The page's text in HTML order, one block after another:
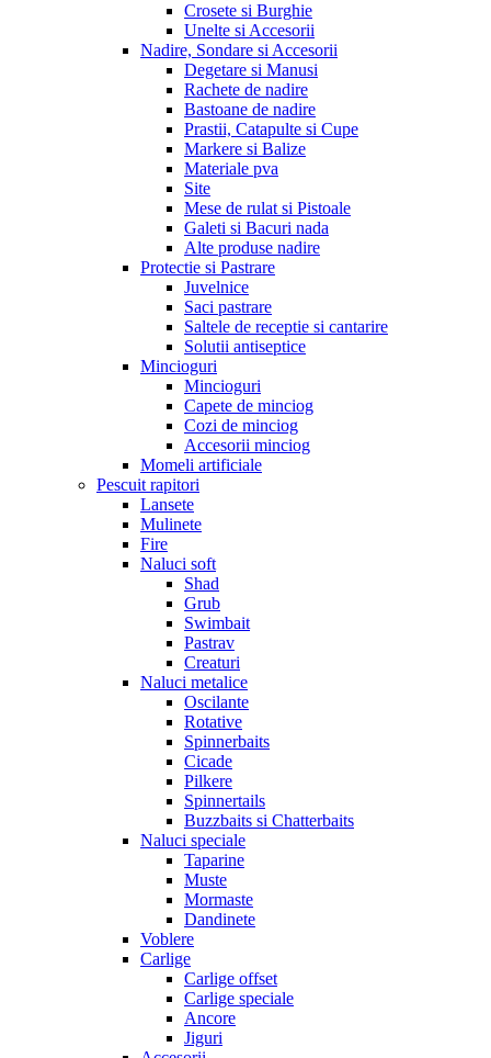
Crosete si Burghie
Unelte si Accesorii
Nadire, Sondare si Accesorii
Degetare si Manusi
Rachete de nadire
Bastoane de nadire
Prastii, Catapulte si Cupe
Markere si Balize
Materiale pva
Site
Mese de rulat si Pistoale
Galeti si Bacuri nada
Alte produse nadire
Protectie si Pastrare
Juvelnice
Saci pastrare
Saltele de receptie si cantarire
Solutii antiseptice
Mincioguri
Mincioguri
Capete de minciog
Cozi de minciog
Accesorii minciog
Momeli artificiale
Pescuit rapitori
Lansete
Mulinete
Fire
Naluci soft
Shad
Grub
Swimbait
Pastrav
Creaturi
Naluci metalice
Oscilante
Rotative
Spinnerbaits
Cicade
Pilkere
Spinnertails
Buzzbaits si Chatterbaits
Naluci speciale
Taparine
Muste
Mormaste
Dandinete
Voblere
Carlige
Carlige offset
Carlige speciale
Ancore
Jiguri